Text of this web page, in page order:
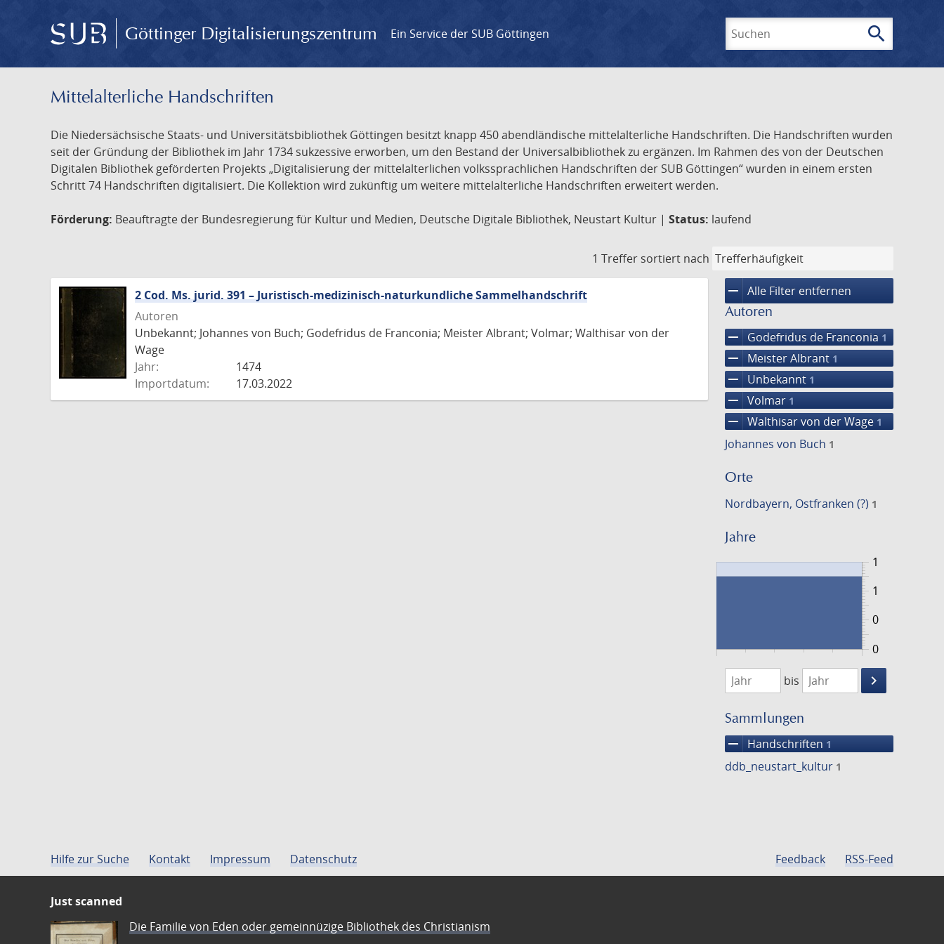
Göttinger Digitalisierungszentrum Ein Service der SUB Göttingen search
Mittelalterliche Handschriften
Die Niedersächsische Staats- und Universitätsbibliothek Göttingen besitzt knapp 450 abendländische mittelalterliche Handschriften. Die Handschriften wurden
seit der Gründung der Bibliothek im Jahr 1734 sukzessive erworben, um den Bestand der Universalbibliothek zu ergänzen. Im Rahmen des von der Deutschen
Digitalen Bibliothek geförderten Projekts „Digitalisierung der mittelalterlichen volkssprachlichen Handschriften der SUB Göttingen“ wurden in einem ersten
Schritt 74 Handschriften digitalisiert. Die Kollektion wird zukünftig um weitere mittelalterliche Handschriften erweitert werden.
Förderung: Beauftragte der Bundesregierung für Kultur und Medien, Deutsche Digitale Bibliothek, Neustart Kultur | Status: laufend
1 Treffer sortiert nach
remove Alle Filter entfernen
Autoren
remove Godefridus de Franconia 1
remove Meister Albrant 1
remove Unbekannt 1
remove Volmar 1
remove Walthisar von der Wage 1
Johannes von Buch 1
Orte
Nordbayern, Ostfranken (?) 1
Jahre
0
1
0
1
1474
1475
bis
keyboard_arrow_right
Suche
Sammlungen
remove Handschriften 1
ddb_neustart_kultur 1
2 Cod. Ms. jurid. 391 – Juristisch-medizinisch-naturkundliche Sammelhandschrift
Autoren
Unbekannt; Johannes von Buch; Godefridus de Franconia; Meister Albrant; Volmar; Walthisar von der
Wage
Jahr:
1474
Importdatum:
17.03.2022
Hilfe zur Suche Kontakt Impressum Datenschutz Feedback RSS-Feed
Just scanned
Die Familie von Eden oder gemeinnüzige Bibliothek des Christianism